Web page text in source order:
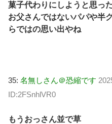
菓子代わりにしようと思っ
お父さんではないパパや半
らではの思い出やね
35: 名無しさん＠恐縮です
ID:2FSnhlVR0
もうおっさん並で草